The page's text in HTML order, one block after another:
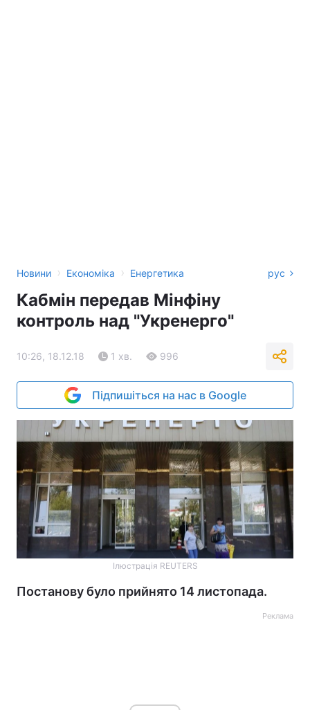
Новини › Економіка › Енергетика рус
Кабмін передав Мінфіну
контроль над "Укренерго"
10:26, 18.12.18 1 хв. 996
Підпишіться на нас в Google
Ілюстрація REUTERS
Постанову було прийнято 14 листопада.
Реклама